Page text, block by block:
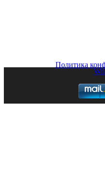
Политика